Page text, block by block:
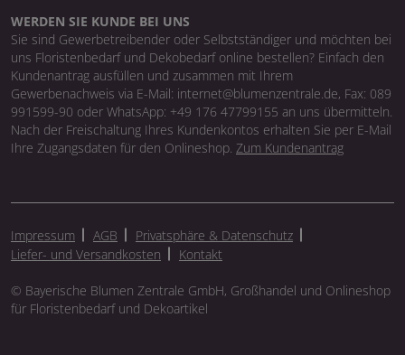
WERDEN SIE KUNDE BEI UNS
Sie sind Gewerbetreibender oder Selbstständiger und möchten bei
uns Floristenbedarf und Dekobedarf online bestellen? Einfach den
Kundenantrag ausfüllen und zusammen mit Ihrem
Gewerbenachweis via E-Mail: internet@blumenzentrale.de, Fax: 089
991599-90 oder WhatsApp: +49 176 47799155 an uns übermitteln.
Nach der Freischaltung Ihres Kundenkontos erhalten Sie per E-Mail
Ihre Zugangsdaten für den Onlineshop. Zum Kundenantrag
Impressum AGB
Privatsphäre & Datenschutz
Liefer- und Versandkosten
Kontakt
© Bayerische Blumen Zentrale GmbH, Großhandel und Onlineshop
für Floristenbedarf und Dekoartikel